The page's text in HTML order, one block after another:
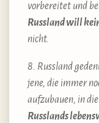
vorbereitet und
Russland will
nicht.
8. Russland
jene, die immer
aufzubauen, in
Russlands